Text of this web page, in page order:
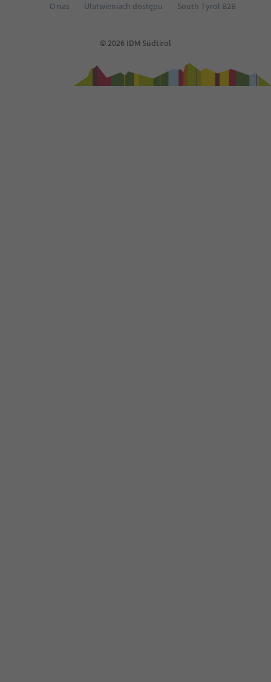
O nas
Ułatwieniach dostępu South Tyrol B2B
© 2026 IDM Südtirol